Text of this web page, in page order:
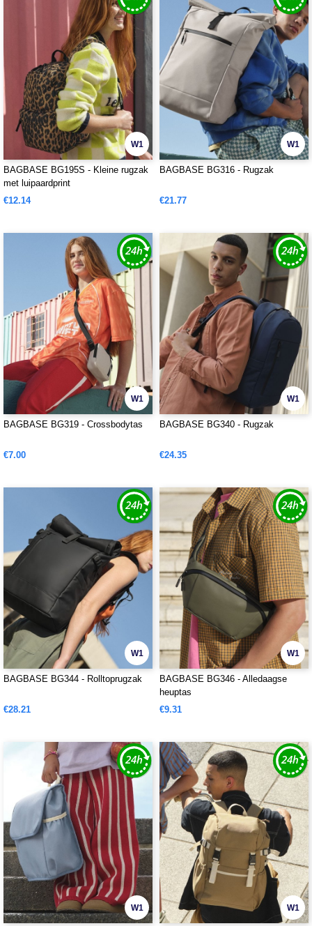
W1
BAGBASE BG195S - Kleine rugzak
met luipaardprint
€12.14
W1
BAGBASE BG316 - Rugzak
€21.77
W1
BAGBASE BG319 - Crossbodytas
€7.00
W1
BAGBASE BG340 - Rugzak
€24.35
W1
BAGBASE BG344 - Rolltoprugzak
€28.21
W1
BAGBASE BG346 - Alledaagse
heuptas
€9.31
W1 W1